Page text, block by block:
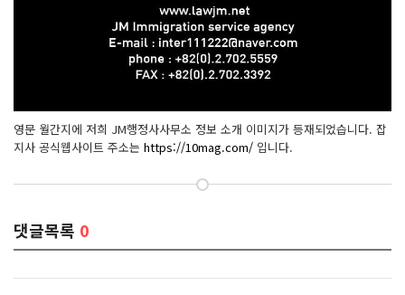
영문 월간지에 저희 JM행정사사무소 정보 소개 이미지가 등재되었습니다. 잡
지사 공식웹사이트 주소는 https://10mag.com/ 입니다.
댓글목록 0